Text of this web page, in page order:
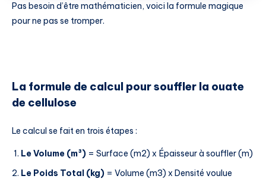
Pas besoin d’être mathématicien, voici la formule magique
pour ne pas se tromper.
La formule de calcul pour souffler la ouate
de cellulose
Le calcul se fait en trois étapes :
Le Volume (m³) = Surface (m2) x Épaisseur à souffler (m)
Le Poids Total (kg) = Volume (m3) x Densité voulue